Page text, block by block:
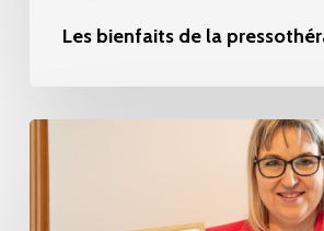
Les bienfaits de la
FACIALISTE